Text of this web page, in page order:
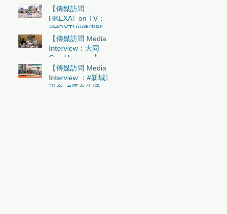
【傳媒訪問
HKEXAT on TV：
#HOYTV#健康關注
組】
【傳媒訪問 Media
Interview：大同
Gay Harmony】
【傳媒訪問 Media
Interview ：#新城資
訊台 #原來生活好